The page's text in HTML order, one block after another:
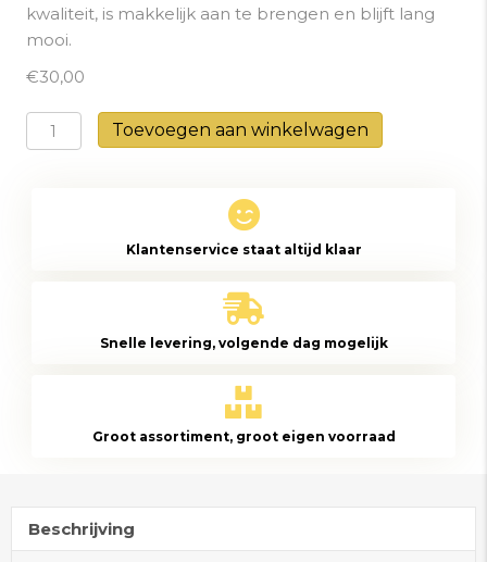
kwaliteit, is makkelijk aan te brengen en blijft lang
mooi.
€30,00
TM
Nails
Toevoegen aan winkelwagen
Klantenservice staat altijd klaar
Snelle levering, volgende dag mogelijk
Groot assortiment, groot eigen voorraad
Beschrijving